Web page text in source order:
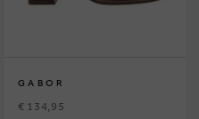
GABOR
€ 134,95